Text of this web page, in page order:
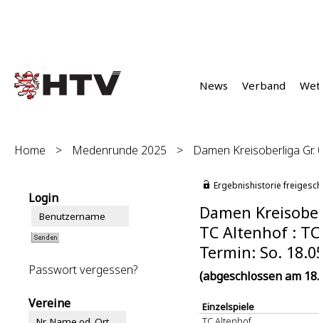
News Verband
Home > Medenrunde 2025 > Damen Kreisoberliga Gr.
Login
Passwort vergessen?
Vereine
Ergebnishistorie
Damen
TC Altenhof :
Termin: So.
(abgeschlossen am
Einzelspiele